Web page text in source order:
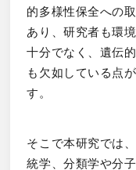
的多様性保全への
あり、研究者も環
十分でなく、遺伝
も欠如している点
す。
そこで本研究では
統学、分類学や分